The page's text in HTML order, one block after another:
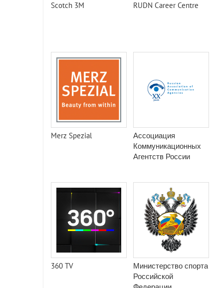
Scotch 3M RUDN Career Centre
Merz Spezial
Ассоциация
Коммуникационных
Агентств России
360 TV
Министерство спорта
Российской